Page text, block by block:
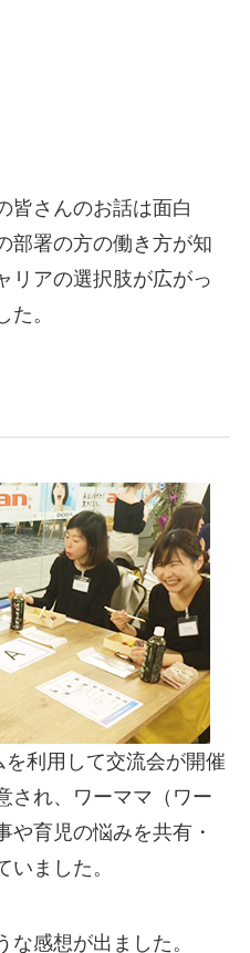
皆さんのお話は面白
部署の方の働き方が知
リアの選択肢が広がっ
。
利用して交流会が開催
され、ワーママ（ワー
や育児の悩みを共有・
ました。
感想が出ました。